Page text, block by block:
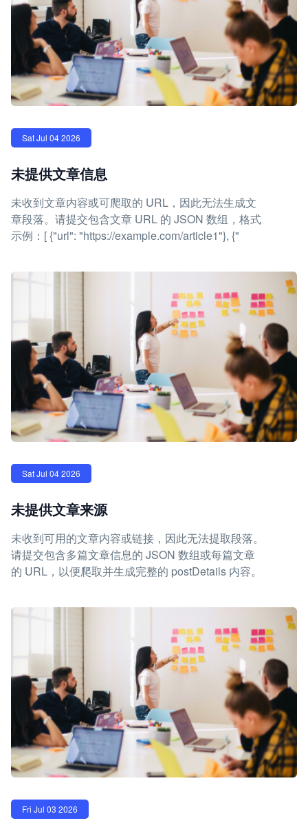
Sat Jul 04 2026
未提供文章信息
未收到文章内容或可爬取的 URL，因此无法生成文
章段落。请提交包含文章 URL 的 JSON 数组，格式
示例：[ {"url": "https://example.com/article1"}, {"
Sat Jul 04 2026
未提供文章来源
未收到可用的文章内容或链接，因此无法提取段落。
请提交包含多篇文章信息的 JSON 数组或每篇文章
的 URL，以便爬取并生成完整的 postDetails 内容。
Fri Jul 03 2026